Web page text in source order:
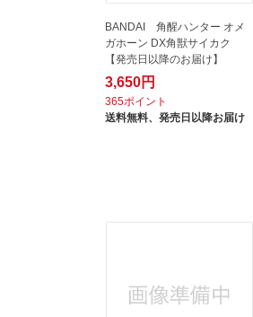
BANDAI 角醒ハンター オメ
ガホーン DX角獣サイカク
【発売日以降のお届け】
3,650円
365ポイント
送料無料、 発売日以降お届け